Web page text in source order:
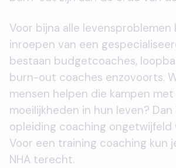
Voor bijna alle levensproblemen
inroepen van een
bestaan budgetcoaches,
burn-out coaches enzovoorts.
mensen helpen die kampen met
moeilijkheden in hun leven? Dan
opleiding coaching ongetwijfeld
Voor een training coaching kun
NHA terecht.